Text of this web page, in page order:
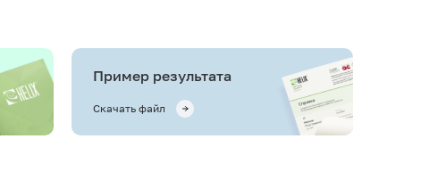
Пример результата
Скачать файл